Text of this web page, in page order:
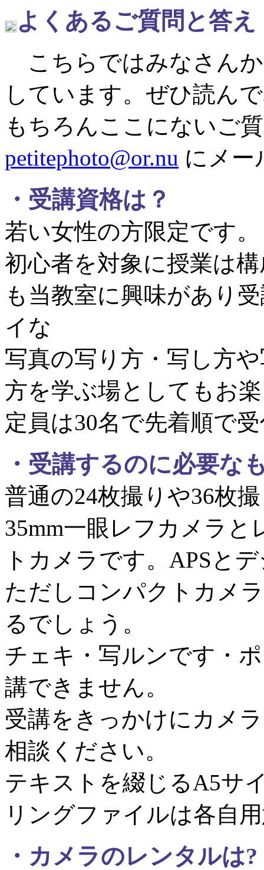
よくあるご質問と答え
こちらではみなさん
しています。ぜひ読ん
もちろんここにないご
petitephoto@or.nu にメー
・受講資格は？
若い女性の方限定です。
初心者を対象に授業は
も当教室に興味があり
イな
写真の写り方・写し方
方を学ぶ場としてもお
定員は30名で先着順で
・ 受講するのに必要な
普通の24枚撮りや36枚
35mm一眼レフカメラと
トカメラです。APSと
ただしコンパクトカメ
るでしょう。
チェキ・写ルンです・
講できません。
受講をきっかけにカメ
相談ください。
テキストを綴じるA5サ
リングファイルは各自
・カメラのレンタルは?